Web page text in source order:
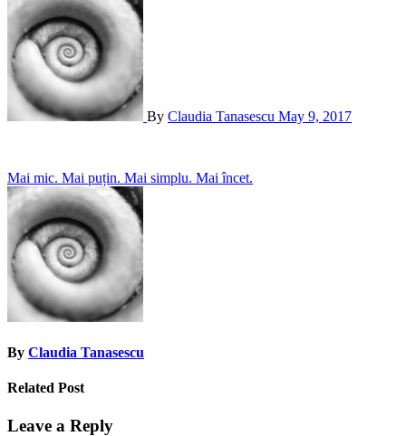
By Claudia Tanasescu May 9, 2017
Post
navigation
Mai mic. Mai puțin. Mai simplu. Mai încet.
By Claudia Tanasescu
Related Post
Leave a Reply